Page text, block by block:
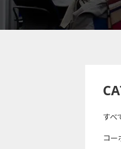
すべ
コー